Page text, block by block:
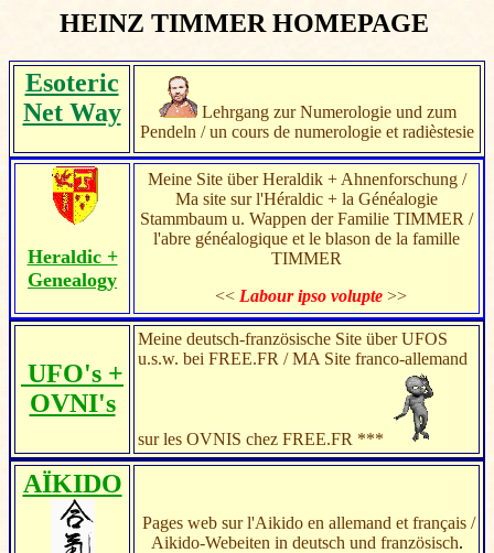
HEINZ TIMMER HOMEPAGE
Esoteric
Net Way
Lehrgang zur Numerologie und zum
Pendeln / un cours de numerologie et radièstesie
Heraldic +
Genealogy
Meine Site über Heraldik + Ahnenforschung /
Ma site sur l'Héraldic + la Généalogie
Stammbaum u. Wappen der Familie TIMMER /
l'abre généalogique et le blason de la famille
TIMMER
<< Labour ipso volupte >>
UFO's +
OVNI's
Meine deutsch-französische Site über UFOS
u.s.w. bei FREE.FR / MA Site franco-allemand
sur les OVNIS chez FREE.FR ***
AÏKIDO
Pages web sur l'Aikido en allemand et français /
Aikido-Webeiten in deutsch und französisch.